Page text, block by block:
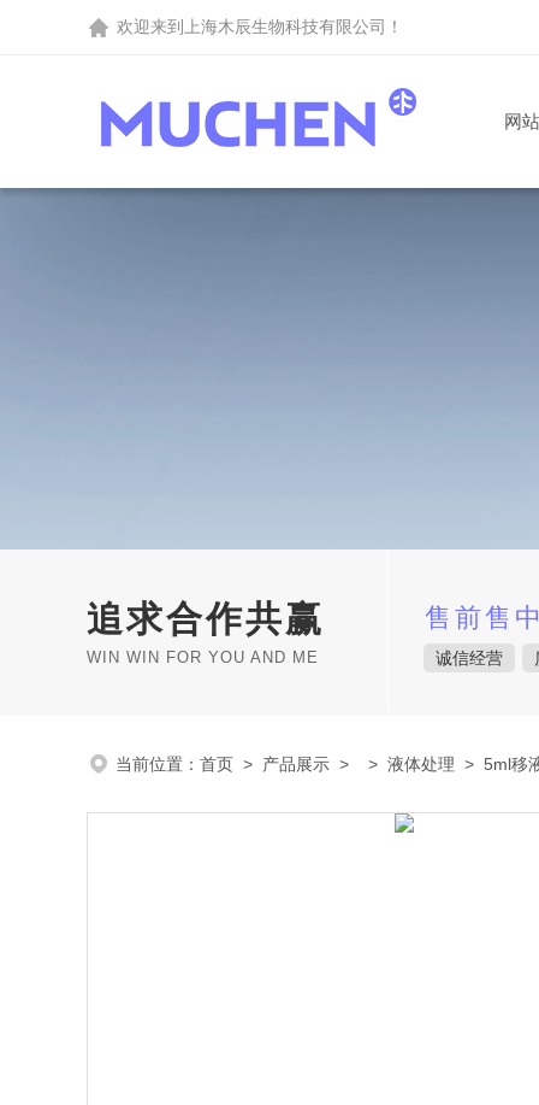
欢迎来到 上海木辰生物科技有限公司 ！
网
追求合作共赢
WIN WIN FOR YOU AND ME
售前售
诚信经营
当前位置： 首页 > 产品展示 > > 液体处理 > 5ml移